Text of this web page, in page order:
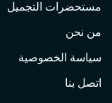
مستحضرات التجميل
من نحن
سياسة الخصوصية
اتصل بنا